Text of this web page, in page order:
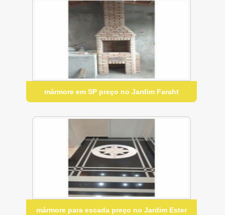
mármore em SP preço no Jardim Faraht
mármore para escada preço no Jardim Ester